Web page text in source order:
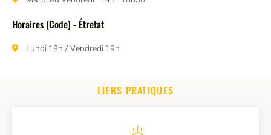
Horaires (Code) - Étretat
Lundi 18h / Vendredi 19h
LIENS PRATIQUES